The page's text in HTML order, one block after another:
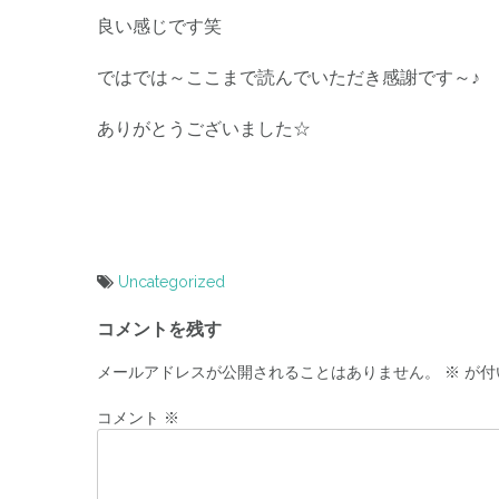
良い感じです笑
ではでは～ここまで読んでいただき感謝です～♪
ありがとうございました☆
Uncategorized
稿
ナ
ビ
コメントを残す
メールアドレスが公開されることはありません。 ※ が
コメント ※